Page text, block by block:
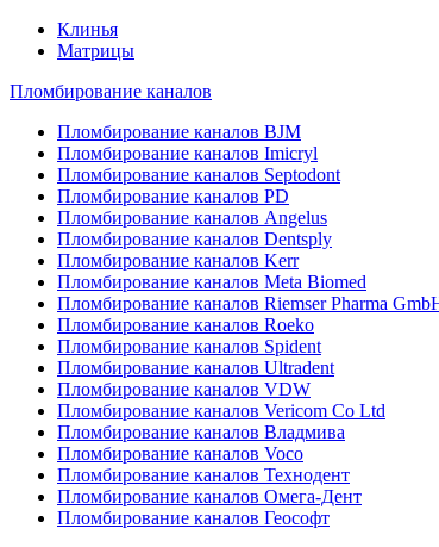
Клинья
Матрицы
Пломбирование каналов
Пломбирование каналов BJM
Пломбирование каналов Imicryl
Пломбирование каналов Septodont
Пломбирование каналов PD
Пломбирование каналов Angelus
Пломбирование каналов Dentsply
Пломбирование каналов Kerr
Пломбирование каналов Meta Biomed
Пломбирование каналов Riemser Pharma
Пломбирование каналов Roeko
Пломбирование каналов Spident
Пломбирование каналов Ultradent
Пломбирование каналов VDW
Пломбирование каналов Vericom Co Ltd
Пломбирование каналов Владмива
Пломбирование каналов Voco
Пломбирование каналов Технодент
Пломбирование каналов Омега-Дент
Пломбирование каналов Геософт